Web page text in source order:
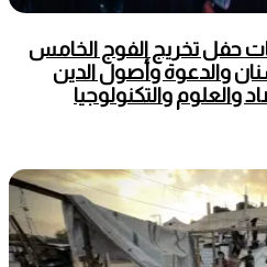
حفل تخريج الفوج الخامس
والدعوة وأصول الدين
والعلوم والتكنولوجيا